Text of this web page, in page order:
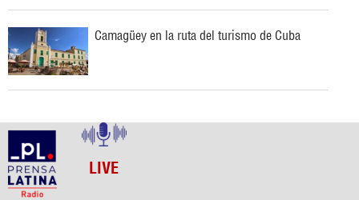
Camagüey en la ruta del turismo de Cuba
LIVE